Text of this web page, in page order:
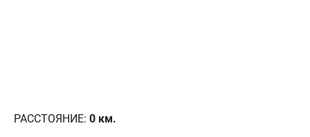
РАССТОЯНИЕ: 0 км.